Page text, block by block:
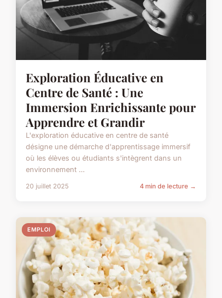
Exploration Éducative en
Centre de Santé : Une
Immersion Enrichissante pour
Apprendre et Grandir
L'exploration éducative en centre de santé
désigne une démarche d'apprentissage immersif
où les élèves ou étudiants s'intègrent dans un
environnement ...
20 juillet 2025 4 min de lecture →
EMPLOI